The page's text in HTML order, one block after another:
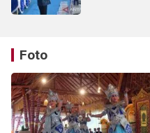
Foto